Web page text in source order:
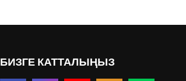
БИЗГЕ КАТТАЛЫҢЫЗ